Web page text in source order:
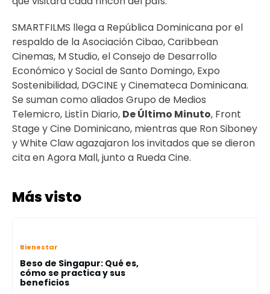
SMARTFILMS llega a República Dominicana por el
respaldo de la Asociación Cibao, Caribbean
Cinemas, M Studio, el Consejo de Desarrollo
Económico y Social de Santo Domingo, Expo
Sostenibilidad, DGCINE y Cinemateca Dominicana.
Se suman como aliados Grupo de Medios
Telemicro, Listín Diario, De Último Minuto, Front
Stage y Cine Dominicano, mientras que Ron Siboney
y White Claw agazajaron los invitados que se dieron
cita en Agora Mall, junto a Rueda Cine.
Más visto
Bienestar
Beso de Singapur: Qué es,
cómo se practica y sus
beneficios